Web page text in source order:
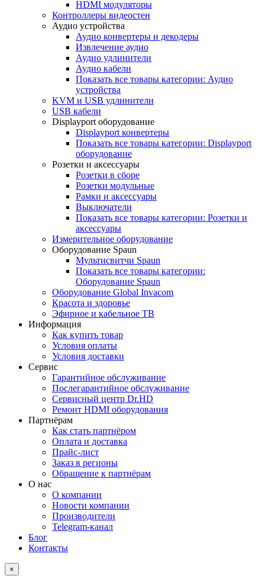
HDMI модуляторы
Контроллеры видеостен
Аудио устройства
Аудио конвертеры и декодеры
Извлечение аудио
Аудио удлинители
Аудио кабели
Показать все товары категории: Аудио
устройства
KVM и USB удлинители
USB кабели
Displayport оборудование
Displayport конвертеры
Показать все товары категории: Displayport
оборудование
Розетки и аксессуары
Розетки в сборе
Розетки модульные
Рамки и аксессуары
Выключатели
Показать все товары категории: Розетки и
аксессуары
Измерительное оборудование
Оборудование Spaun
Мультисвитчи Spaun
Показать все товары категории:
Оборудование Spaun
Оборудование Global Invacom
Красота и здоровье
Эфирное и кабельное ТВ
Информация
Как купить товар
Условия оплаты
Условия доставки
Сервис
Гарантийное обслуживание
Послегарантийное обслуживание
Сервисный центр Dr.HD
Ремонт HDMI оборудования
Партнёрам
Как стать партнёром
Оплата и доставка
Прайс-лист
Заказ в регионы
Обращение к партнёрам
О нас
О компании
Новости компании
Производители
Telegram-канал
Блог
Контакты
×